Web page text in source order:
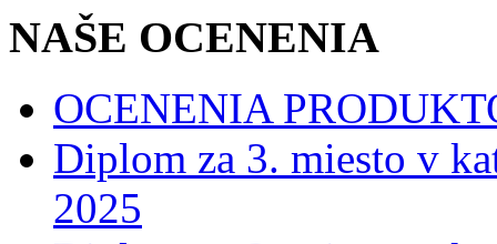
NAŠE OCENENIA
OCENENIA
Diplom za 3. miesto v
2025